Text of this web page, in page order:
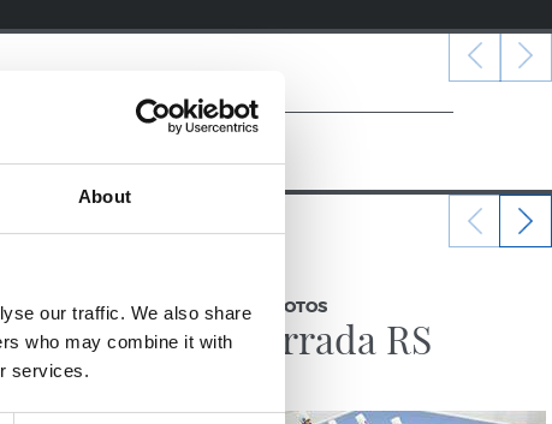
About
our traffic. We also share
who may combine it with
services.
GALERIE DE PHOTOS
Tamborrada RS